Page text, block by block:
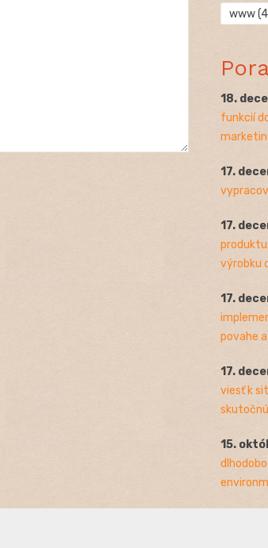
www
18.
funkcií
17.
17.
výrobku
17.
povahe
17.
viesť k
15.